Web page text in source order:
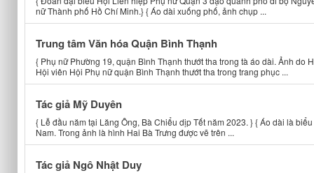
nữ Thành phố Hồ Chí Minh.} { Áo dài xuống phố, ảnh chụp ...
Trung tâm Văn hóa Quận Bình Thạnh
{ Phụ nữ Phường 19, quận Bình Thạnh thướt tha trong tà áo dài. Ảnh do
Hội viên Hội Phụ nữ quận Bình Thạnh thướt tha trong trang phục ...
Tác giả Mỹ Duyên
{ Lễ đầu năm tại Lăng Ông, Bà Chiểu dịp Tết năm 2023. } { Áo dài là
Nam. Trong ảnh là hình Hai Bà Trưng được vẽ trên ...
Tác giả Ngô Nhật Duy